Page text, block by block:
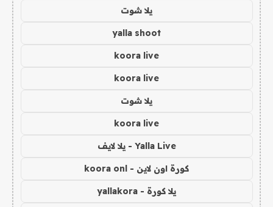
يلا شوت
yalla shoot
koora live
koora live
يلا شوت
koora live
Yalla Live - يلا لايف
كورة اون لاين - koora onl
يلا كورة - yallakora